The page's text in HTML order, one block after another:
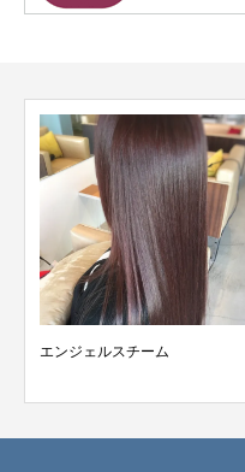
エンジェルスチーム